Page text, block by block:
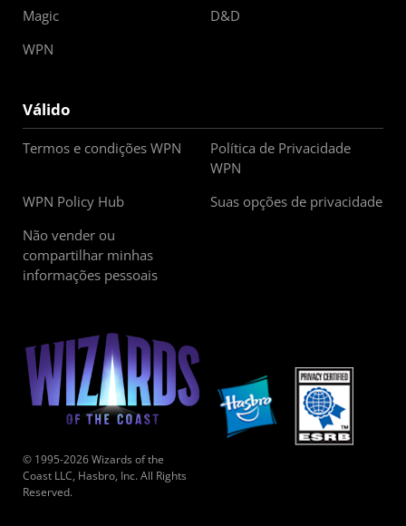
Magic
D&D
WPN
Válido
Termos e condições WPN
Política de Privacidade
WPN
WPN Policy Hub
Suas opções de privacidade
Não vender ou
compartilhar minhas
informações pessoais
© 1995-2026 Wizards of the
Coast LLC, Hasbro, Inc. All Rights
Reserved.